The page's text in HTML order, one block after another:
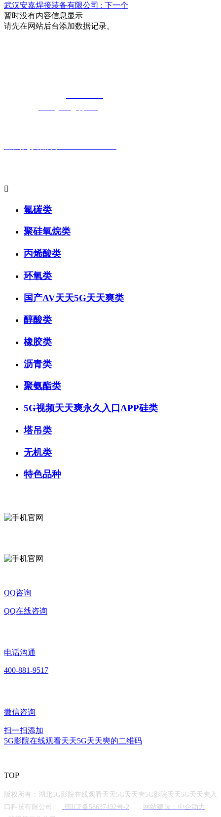
武汉安嘉焊接装备有限公司 : 下一个
暂时没有内容信息显示
请先在网站后台添加数据记录。

氟碳类
聚硅氧烷类
丙烯酸类
环氧类
国产AV天天5G天天爽类
醇酸类
橡胶类
沥青类
聚氨酯类
5G视频天天爽永久入口APP硅类
塔吊类
无机类
特色品种
QQ咨询
QQ在线咨询
电话沟通
400-881-9517
微信咨询
扫一扫添加
5G影院在线观看天天5G天天奭的二维码
TOP
版权所有：湖北5G影院在线观看天天5G天天奭5G影院天天5G天天奭入
口科技有限公司
鄂ICP备58637492号-2
网站建设：中企动力